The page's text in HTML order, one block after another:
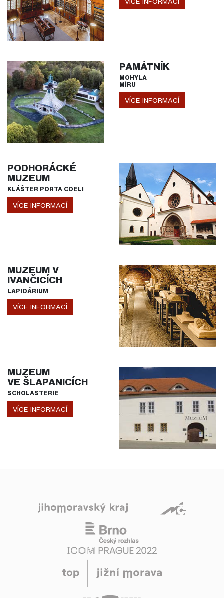
PAMÁTNÍK
MOHYLA
MÍRU
VÍCE INFORMACÍ
PODHORÁCKÉ
MUZEUM
KLÁŠTER PORTA COELI
VÍCE INFORMACÍ
MUZEUM V
IVANČICÍCH
LAPIDÁRIUM
VÍCE INFORMACÍ
MUZEUM
VE ŠLAPANICÍCH
SCHOLASTERIE
VÍCE INFORMACÍ